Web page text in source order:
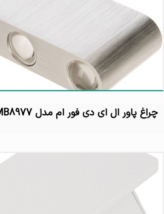
چراغ پاور ال ای دی فور ام مدل MB8977